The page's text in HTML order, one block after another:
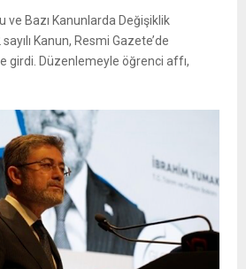
ve Bazı Kanunlarda Değişiklik
Kanun, Resmi Gazete’de
girdi. Düzenlemeyle öğrenci affı,